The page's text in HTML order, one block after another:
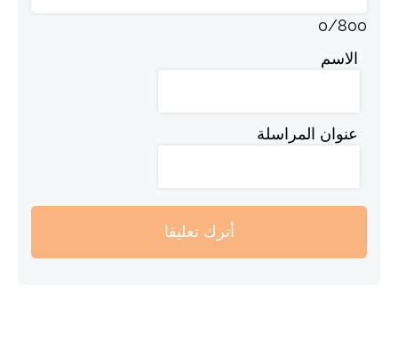
0/800
الاسم
عنوان المراسلة
أترك تعليقا